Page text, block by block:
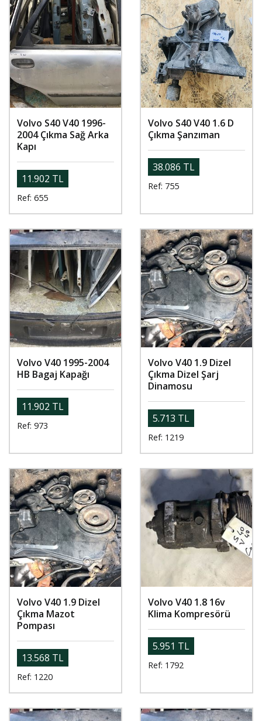
Volvo S40 V40 1996-
2004 Çıkma Sağ Arka
Kapı
11.902 TL
Ref: 655
Volvo S40 V40 1.6 D
Çıkma Şanzıman
38.086 TL
Ref: 755
Volvo V40 1995-2004
HB Bagaj Kapağı
11.902 TL
Ref: 973
Volvo V40 1.9 Dizel
Çıkma Dizel Şarj
Dinamosu
5.713 TL
Ref: 1219
Volvo V40 1.9 Dizel
Çıkma Mazot
Pompası
13.568 TL
Ref: 1220
Volvo V40 1.8 16v
Klima Kompresörü
5.951 TL
Ref: 1792